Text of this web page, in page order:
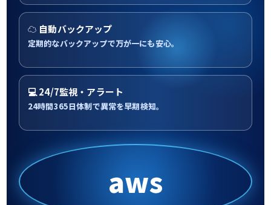
☁ 自動バックアップ
定期的なバックアップで万が一にも安心。
💻 24/7監視・アラート
24時間365日体制で異常を早期検知。
aws